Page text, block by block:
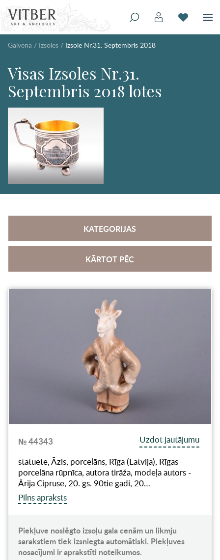
Galvenā / Izsoles / Izsole Nr.31. Septembris 2018
Visas Izsoles Nr.31.
Septembris 2018 lotes
KATEGORIJAS
KĀRTOT PĒC
№ 44343
Uzdot jautājumu
statuete, Āzis, porcelāns, Rīga (Latvija), Rīgas
porcelāna rūpnīca, autora tirāža, modeļa autors -
Ārija Cipruse, 20. gs. 90tie gadi, 20…
Pilns apraksts
Piekļuve noslēgto izsoļu gala cenām un likmju
sarakstiem tiek izsniegta automātiski. Piekļuves
nosacījumi ir aprakstīti noteikumos.